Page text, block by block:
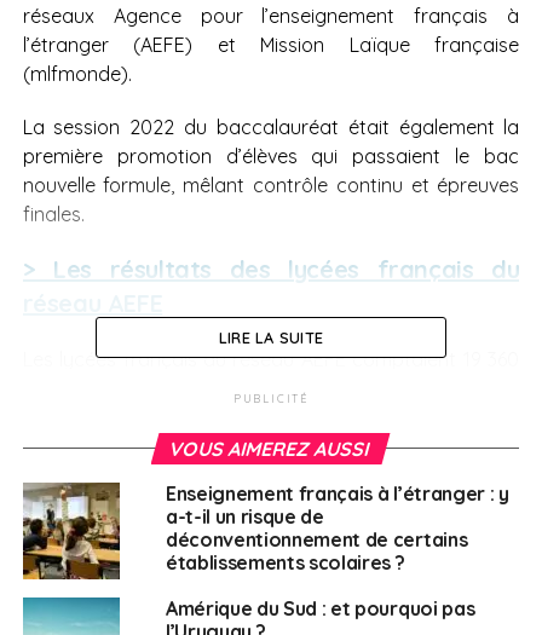
réseaux Agence pour l’enseignement français à
l’étranger (AEFE) et Mission Laïque française
(mlfmonde).
La session 2022 du baccalauréat était également la
première promotion d’élèves qui passaient le bac
nouvelle formule, mêlant contrôle continu et épreuves
finales.
> Les résultats des lycées français du
Les lycées français du réseau AEFE comptaient 19 360
candidats inscrits à la session 2022 du baccalauréat.
98,5% avec 83% d’élèves qui ont obtenu une mention.
28% de mentions Très-Bien
29,4% de mentions Bien
25,6% de mentions Assez-Bien
LIRE LA SUITE
PUBLICITÉ
VOUS AIMEREZ AUSSI
Enseignement français à l’étranger : y
a-t-il un risque de
déconventionnement de certains
établissements scolaires ?
Amérique du Sud : et pourquoi pas